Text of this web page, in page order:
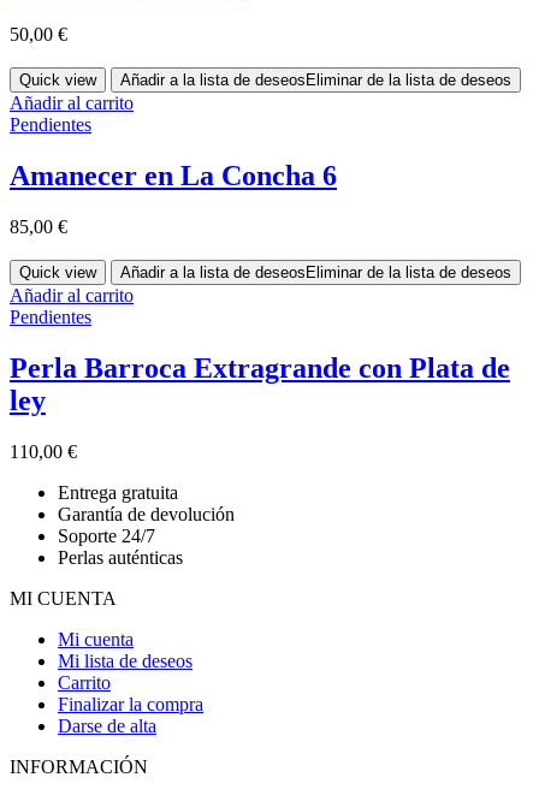
50,00 €
Quick view Añadir a la lista de deseos Eliminar de la lista de deseos
Añadir al carrito
Pendientes
Amanecer en La Concha 6
85,00 €
Quick view Añadir a la lista de deseos Eliminar de la lista de deseos
Añadir al carrito
Pendientes
Perla Barroca Extragrande con Plata de
ley
110,00 €
Entrega gratuita
Garantía de devolución
Soporte 24/7
Perlas auténticas
MI CUENTA
Mi cuenta
Mi lista de deseos
Carrito
Finalizar la compra
Darse de alta
INFORMACIÓN